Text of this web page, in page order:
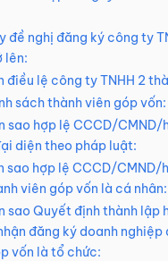
đề nghị đăng ký công ty
lên:
điều lệ công ty TNHH 2
sách thành viên góp vốn:
sao hợp lệ CCCD/CMND/
diện theo pháp luật:
sao hợp lệ CCCD/CMND/
viên góp vốn là cá nhân:
sao Quyết định thành lập
đăng ký doanh
vốn là tổ chức: